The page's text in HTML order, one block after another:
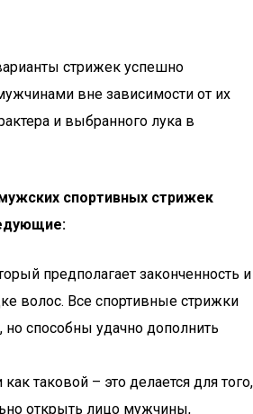
стрижек успешно
вне зависимости от их
и выбранного лука в
спортивных стрижек
предполагает законченность и
волос. Все спортивные стрижки
но способны удачно дополнить
как таковой – это делается для того,
открыть лицо мужчины,